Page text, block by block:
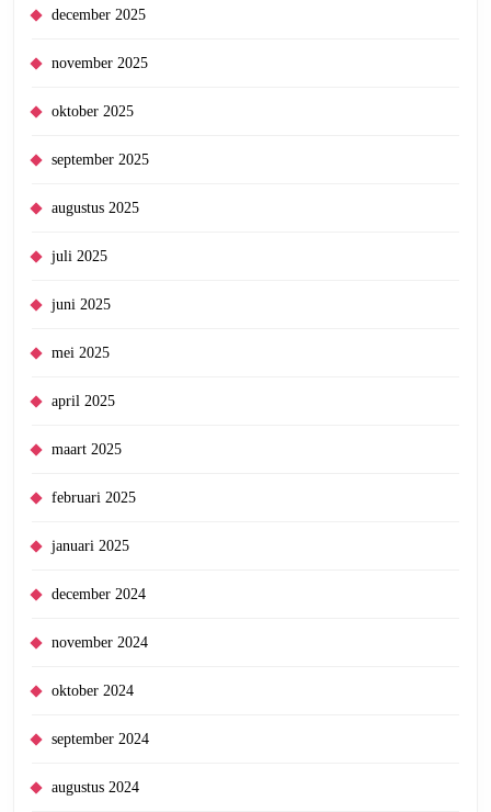
december 2025
november 2025
oktober 2025
september 2025
augustus 2025
juli 2025
juni 2025
mei 2025
april 2025
maart 2025
februari 2025
januari 2025
december 2024
november 2024
oktober 2024
september 2024
augustus 2024